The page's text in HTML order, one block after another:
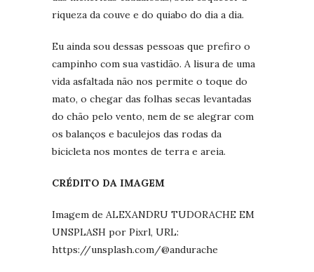
riqueza da couve e do quiabo do dia a dia.
Eu ainda sou dessas pessoas que prefiro o
campinho com sua vastidão. A lisura de uma
vida asfaltada não nos permite o toque do
mato, o chegar das folhas secas levantadas
do chão pelo vento, nem de se alegrar com
os balanços e baculejos das rodas da
bicicleta nos montes de terra e areia.
CRÉDITO DA IMAGEM
Imagem de ALEXANDRU TUDORACHE EM
UNSPLASH por Pixrl, URL:
https://unsplash.com/@andurache